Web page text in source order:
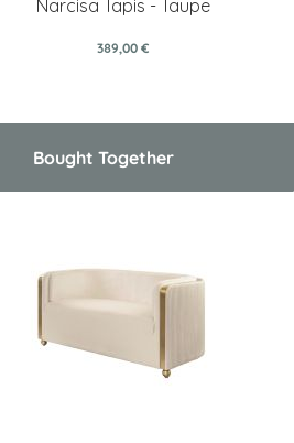
Narcisa Tapis - Taupe
389,00 €
Bought Together